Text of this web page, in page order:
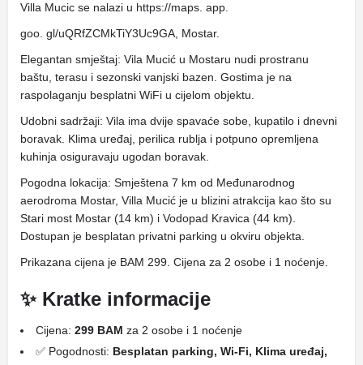
Villa Mucic se nalazi u https://maps. app.
goo. gl/uQRfZCMkTiY3Uc9GA, Mostar.
Elegantan smještaj: Vila Mucić u Mostaru nudi prostranu
baštu, terasu i sezonski vanjski bazen. Gostima je na
raspolaganju besplatni WiFi u cijelom objektu.
Udobni sadržaji: Vila ima dvije spavaće sobe, kupatilo i dnevni
boravak. Klima uređaj, perilica rublja i potpuno opremljena
kuhinja osiguravaju ugodan boravak.
Pogodna lokacija: Smještena 7 km od Međunarodnog
aerodroma Mostar, Villa Mucić je u blizini atrakcija kao što su
Stari most Mostar (14 km) i Vodopad Kravica (44 km).
Dostupan je besplatan privatni parking u okviru objekta.
Prikazana cijena je BAM 299. Cijena za 2 osobe i 1 noćenje.
✨ Kratke informacije
Cijena: 299 BAM za 2 osobe i 1 noćenje
✅ Pogodnosti: Besplatan parking, Wi-Fi, Klima uređaj,